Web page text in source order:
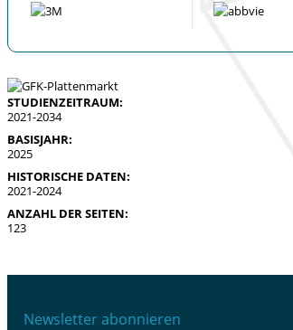
STUDIENZEITRAUM:
2021-2034
BASISJAHR:
2025
HISTORISCHE DATEN:
2021-2024
ANZAHL DER SEITEN:
123
Newsletter abonnieren